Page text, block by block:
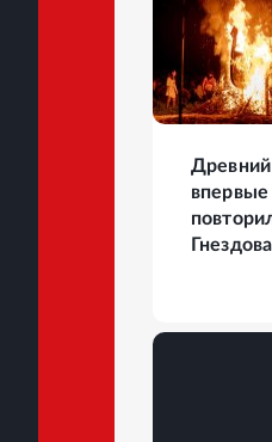
16ФОТО
Древний
впервые
Гнездова